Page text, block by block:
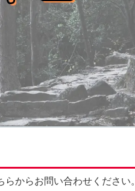
からお問い合わせください。